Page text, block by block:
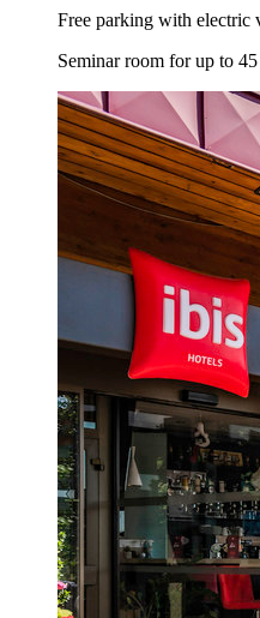
Free parking with electric
Seminar room for up to